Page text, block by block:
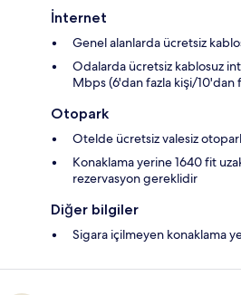
İnternet
Genel alanlarda ücretsiz
Odalarda ücretsiz kablosuz
Mbps (6'dan fazla kişi/10'dan
Otopark
Otelde ücretsiz valesiz
Konaklama yerine 1640 fit
rezervasyon gereklidir
Diğer bilgiler
Sigara içilmeyen konaklama